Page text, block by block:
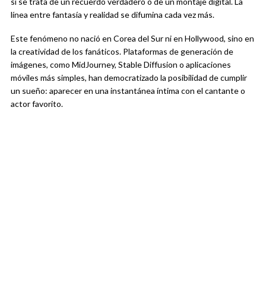
línea entre fantasía y realidad se difumina cada vez más.
Este fenómeno no nació en Corea del Sur ni en Hollywood, sino en
la creatividad de los fanáticos. Plataformas de generación de
imágenes, como MidJourney, Stable Diffusion o aplicaciones
móviles más simples, han democratizado la posibilidad de cumplir
un sueño: aparecer en una instantánea íntima con el cantante o
actor favorito.